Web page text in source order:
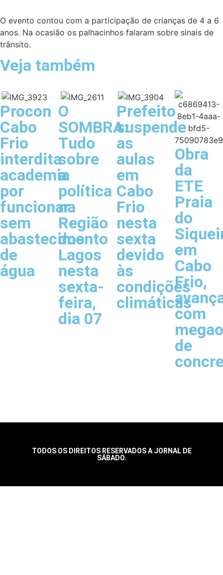
O evento contou com a participação de crianças de 4 a 6
anos. Na ocasião os palhacinhos falaram sobre sinais de
trânsito.
Veja também
Procon
Cabo
Frio
interdita
academia
por
funcionar
sem
abastecimento
de
água
O
SOMBRA:
Tudo
sobre
a
política
na
Região
dos
Lagos
nesta
sexta-
feira,
dia 07
Prefeito
suspende
as
aulas
em
Cabo
Frio
nesta
sexta
devido
às
condições
climáticas
Obra
da
ETE
Praia
do
em
Cabo
Frio,
com
de
TODOS OS DIREITOS RESERVADOS A JORNAL DE
SÁBADO.